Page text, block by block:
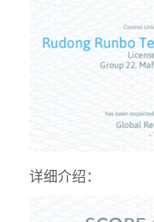
详细介绍：